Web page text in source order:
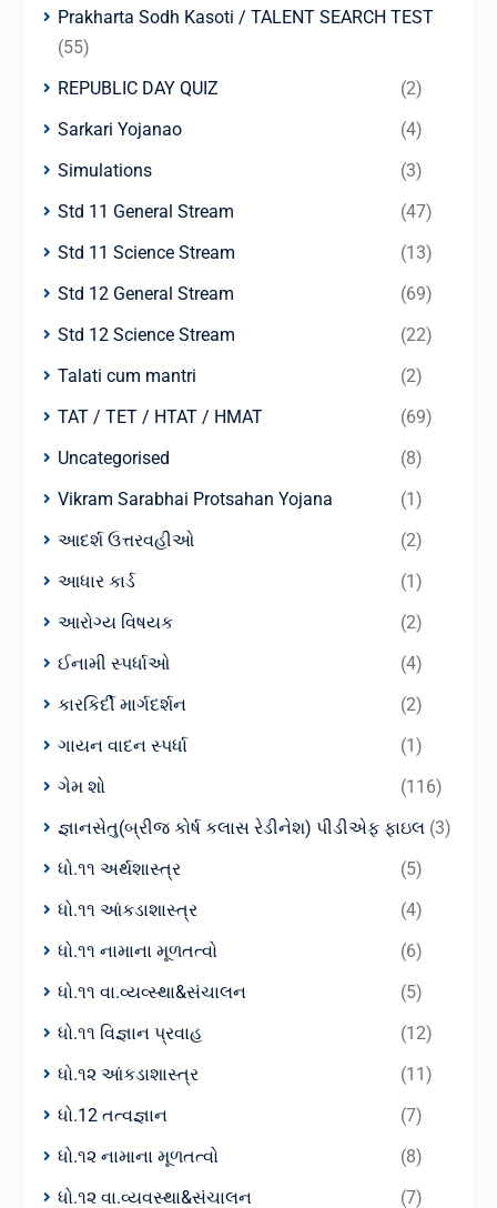
Prakharta Sodh Kasoti / TALENT SEARCH TEST
(55)
REPUBLIC DAY QUIZ
(2)
Sarkari Yojanao
(4)
Simulations
(3)
Std 11 General Stream
(47)
Std 11 Science Stream
(13)
Std 12 General Stream
(69)
Std 12 Science Stream
(22)
Talati cum mantri
(2)
TAT / TET / HTAT / HMAT
(69)
Uncategorised
(8)
Vikram Sarabhai Protsahan Yojana
(1)
આદર્શ ઉત્તરવહીઓ
(2)
આધાર કાર્ડ
(1)
આરોગ્ય વિષયક
(2)
ઈનામી સ્પર્ધાઓ
(4)
કારકિર્દી માર્ગદર્શન
(2)
ગાયન વાદન સ્પર્ધા
(1)
ગેમ શો
(116)
જ્ઞાનસેતુ(બ્રીજ કોર્ષ કલાસ રેડીનેશ) પીડીએફ ફાઇલ(3)
ધો.૧૧ અર્થશાસ્ત્ર
(5)
ધો.૧૧ આંકડાશાસ્ત્ર
(4)
ધો.૧૧ નામાના મૂળતત્વો
(6)
ધો.૧૧ વા.વ્યવ્સ્થા&સંચાલન
(5)
ધો.૧૧ વિજ્ઞાન પ્રવાહ
(12)
ધો.૧૨ આંકડાશાસ્ત્ર
(11)
ધો.12 તત્વજ્ઞાન
(7)
ધો.૧૨ નામાના મૂળતત્વો
(8)
ધો.૧૨ વા.વ્યવસ્થા&સંચાલન
(7)